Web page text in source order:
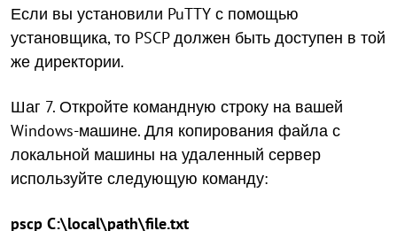
Если вы установили PuTTY с помощью
установщика, то PSCP должен быть доступен в той
же директории.
Шаг 7. Откройте командную строку на вашей
Windows-машине. Для копирования файла с
локальной машины на удаленный сервер
используйте следующую команду:
pscp C:\local\path\file.txt